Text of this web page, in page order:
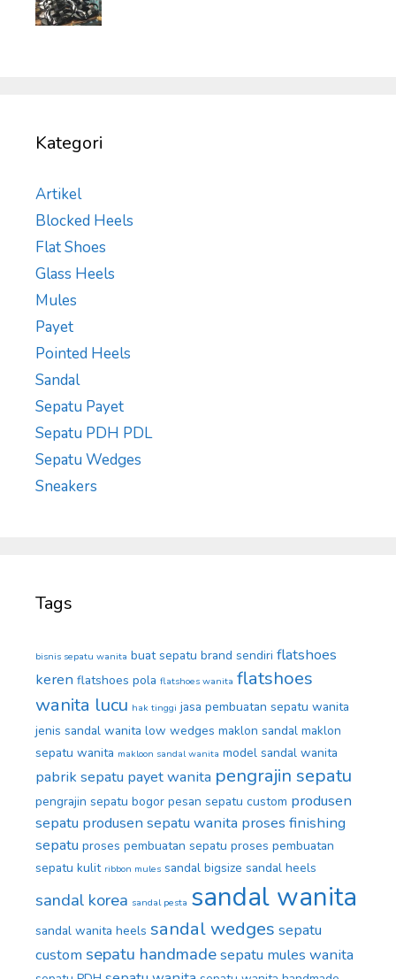
Kategori
Artikel
Blocked Heels
Flat Shoes
Glass Heels
Mules
Payet
Pointed Heels
Sandal
Sepatu Payet
Sepatu PDH PDL
Sepatu Wedges
Sneakers
Tags
bisnis sepatu wanita buat sepatu brand sendiri flatshoes
keren flatshoes pola flatshoes wanita flatshoes
wanita lucu hak tinggi jasa pembuatan sepatu wanita
jenis sandal wanita low wedges maklon sandal maklon
sepatu wanita makloon sandal wanita model sandal wanita
pabrik sepatu payet wanita pengrajin sepatu
pengrajin sepatu bogor pesan sepatu custom produsen
sepatu produsen sepatu wanita proses finishing
sepatu proses pembuatan sepatu proses pembuatan
sepatu kulit ribbon mules sandal bigsize sandal heels
sandal korea sandal pesta sandal wanita
sandal wanita heels sandal wedges sepatu
custom sepatu handmadesepatu mules wanita